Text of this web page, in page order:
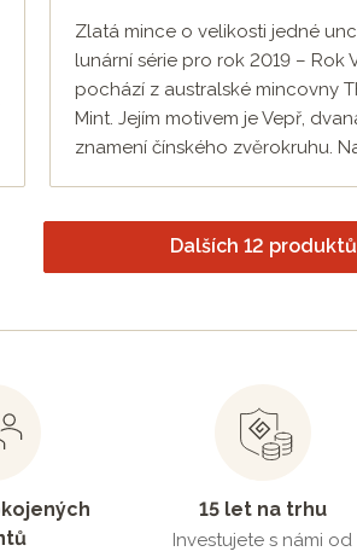
Zlatá mince o velikosti jedné
lunární série pro rok 2019 – Rok
pochází z australské mincovny
Mint. Jejím motivem je Vepř,
znamení čínského zvěrokruhu.
Dalších 12 produktů
15 let na trhu
Investujete s námi od